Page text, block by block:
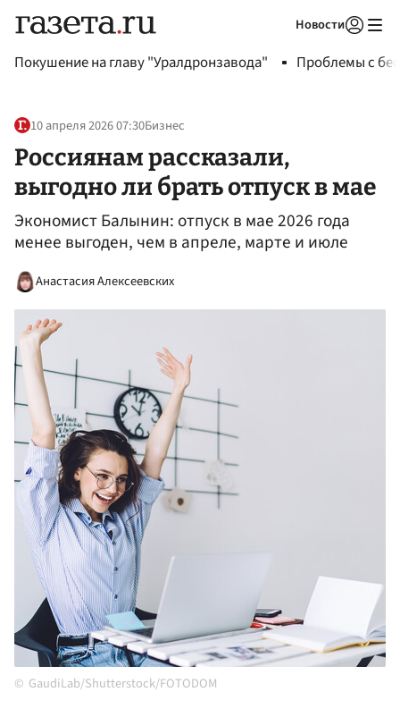
Новости
Покушение на главу "Уралдронзавода" Проблемы с
10 апреля 2026 07:30Бизнес
Россиянам рассказали,
выгодно ли брать отпуск в мае
Экономист Балынин: отпуск в мае 2026 года
менее выгоден, чем в апреле, марте и июле
Анастасия Алексеевских
GaudiLab/Shutterstock/FOTODOM